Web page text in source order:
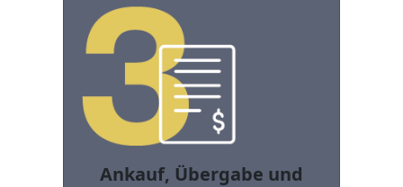
Ankauf, Übergabe und